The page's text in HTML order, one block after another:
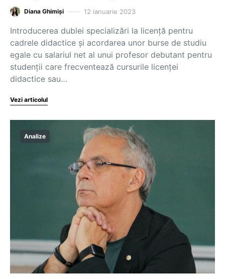
Diana Ghimiși 12 ianuarie 2023
Introducerea dublei specializări la licență pentru
cadrele didactice și acordarea unor burse de studiu
egale cu salariul net al unui profesor debutant pentru
studenții care frecventează cursurile licenței
didactice sau…
Vezi articolul
Analize